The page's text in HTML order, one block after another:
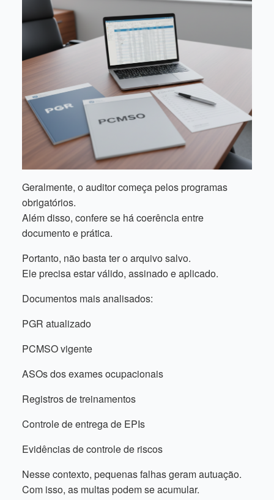
Geralmente, o auditor começa pelos programas
obrigatórios.
Além disso, confere se há coerência entre
documento e prática.
Portanto, não basta ter o arquivo salvo.
Ele precisa estar válido, assinado e aplicado.
Documentos mais analisados:
PGR atualizado
PCMSO vigente
ASOs dos exames ocupacionais
Registros de treinamentos
Controle de entrega de EPIs
Evidências de controle de riscos
Nesse contexto, pequenas falhas geram autuação.
Com isso, as multas podem se acumular.